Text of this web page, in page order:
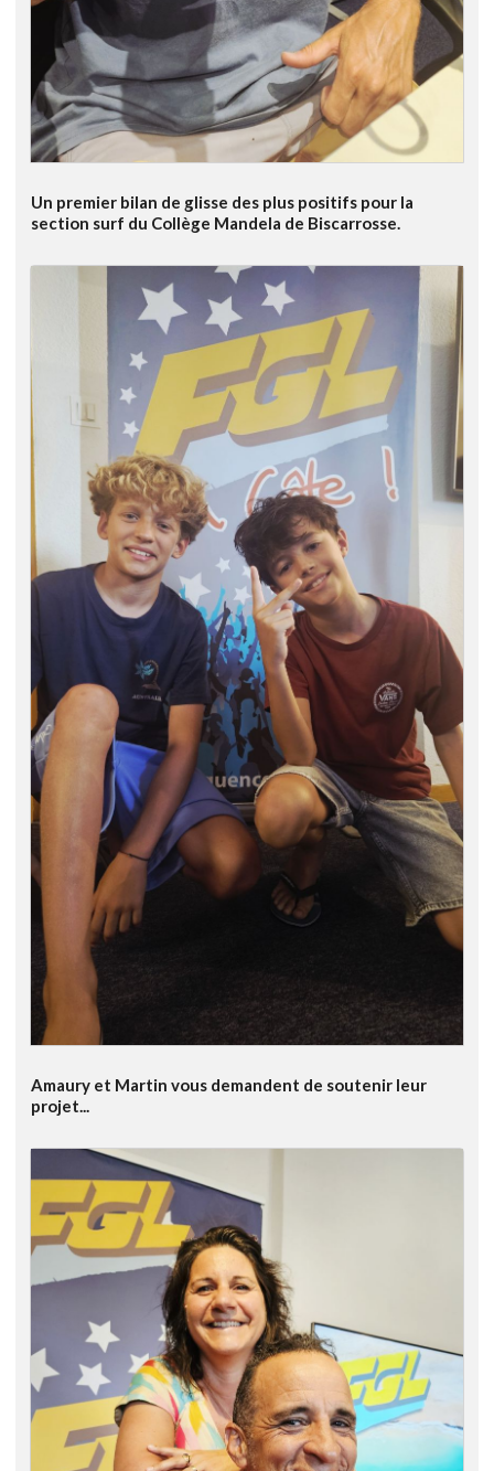
Un premier bilan de glisse des plus positifs pour la
section surf du Collège Mandela de Biscarrosse.
Amaury et Martin vous demandent de soutenir leur
projet...